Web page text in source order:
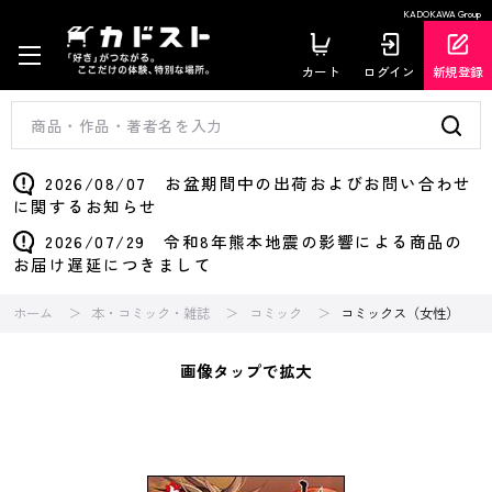
KADOKAWA Group
カート ログイン 新規登録
2026/08/07 お盆期間中の出荷およびお問い合わせ
に関するお知らせ
2026/07/29 令和8年熊本地震の影響による商品の
お届け遅延につきまして
ホーム 本・コミック・雑誌 コミック コミックス（女性）
画像タップで拡大